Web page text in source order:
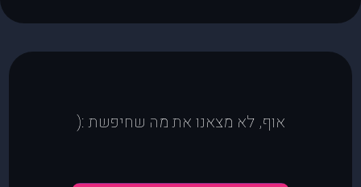
אוף, לא מצאנו את מה שחיפשת :(